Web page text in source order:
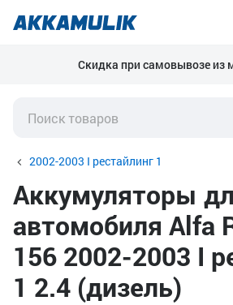
Скидка при самовывозе из
2002-2003 I рестайлинг 1
Аккумуляторы
автомобиля Alfa
156 2002-2003 I
1 2.4 (дизель)